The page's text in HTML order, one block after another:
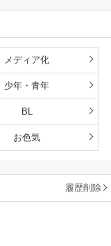
メディア化
少年・青年
BL
お色気
履歴削除